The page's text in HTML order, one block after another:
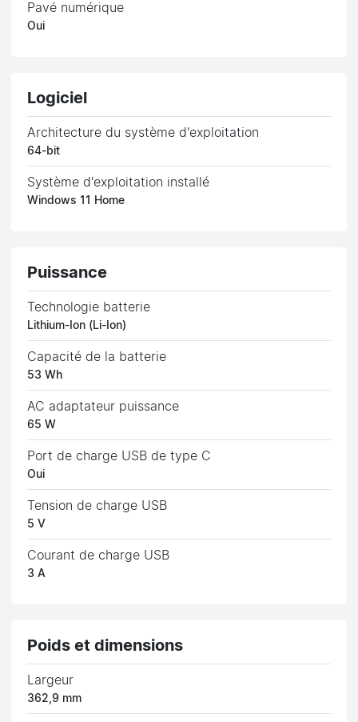
Pavé numérique
Oui
Logiciel
Architecture du système d'exploitation
64-bit
Système d'exploitation installé
Windows 11 Home
Puissance
Technologie batterie
Lithium-Ion (Li-Ion)
Capacité de la batterie
53 Wh
AC adaptateur puissance
65 W
Port de charge USB de type C
Oui
Tension de charge USB
5 V
Courant de charge USB
3 A
Poids et dimensions
Largeur
362,9 mm